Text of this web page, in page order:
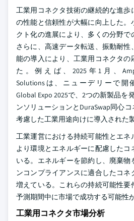
工業用コネクタ技術の継続的な進歩
の性能と信頼性が大幅に向上した
クト化の進展により、多くの分野で
さらに、高速データ転送、振動耐
能の導入により、工業用コネクタの
た。例えば、2025年1月、
Solutionsは、ニューデリーで開
Global Expo 2025で、2つの新製品を
ンソリューションとDuraSwap同心
考慮した工業用途向けに導入された
工業運営における持続可能性とエネ
より環境とエネルギーに配慮したコ
いる。エネルギーを節約し、廃棄物
ンコンプライアンスに適合したコ
増えている。これらの持続可能性要
予測期間中に市場で成功する可能性が
工業用コネクタ市場分析